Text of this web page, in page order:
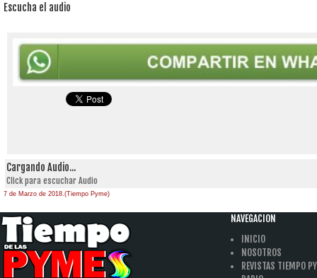
Escucha el audio
Cargando Audio...
Click para escuchar Audio
7 de Marzo de 2018.(Tiempo Pyme)
NAVEGACION
INICIO
NOSOTROS
REVISTAS TIEMPO